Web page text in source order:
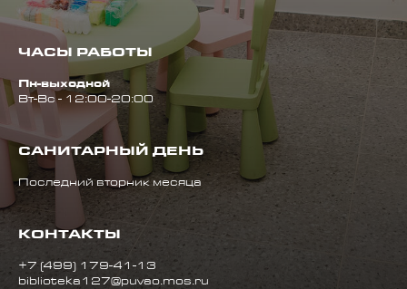
ЧАСЫ РАБОТЫ
Пн-выходной
Вт-Вс - 12:00-20:00
САНИТАРНЫЙ ДЕНЬ
Последний вторник месяца
КОНТАКТЫ
+7 (499) 179-41-13
biblioteka127@puvao.mos.ru